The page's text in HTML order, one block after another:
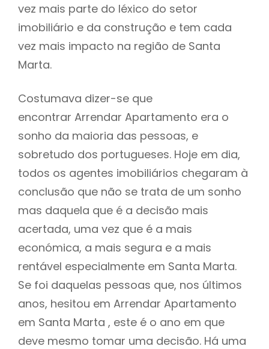
vez mais parte do léxico do setor
imobiliário e da construção e tem cada
vez mais impacto na região de Santa
Marta.
Costumava dizer-se que
encontrar Arrendar Apartamento era o
sonho da maioria das pessoas, e
sobretudo dos portugueses. Hoje em dia,
todos os agentes imobiliários chegaram à
conclusão que não se trata de um sonho
mas daquela que é a decisão mais
acertada, uma vez que é a mais
económica, a mais segura e a mais
rentável especialmente em Santa Marta.
Se foi daquelas pessoas que, nos últimos
anos, hesitou em Arrendar Apartamento
em Santa Marta , este é o ano em que
deve mesmo tomar uma decisão. Há uma